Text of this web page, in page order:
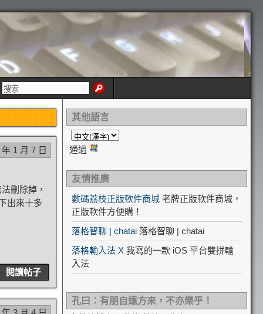
1 月 7 日
刪除掉，
出來十多
閱讀帖子
其他語言
通過
友情推廣
數碼荔枝正版軟件商城 老牌正版軟件商城，
正版軟件方便購！
落格智聊 | chatai 落格智聊 | chatai
落格輸入法 X 我寫的一款 iOS 平台雙拼輸
入法
孔曰：有朋自遠方來，不亦樂乎！